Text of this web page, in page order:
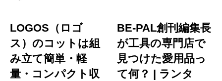
LOGOS（ロゴ
ス）のコットは組
み立て簡単・軽
量・コンパクト収
BE-PAL創刊編集長
が工具の専門店で
見つけた愛用品っ
て何？ | ランタ